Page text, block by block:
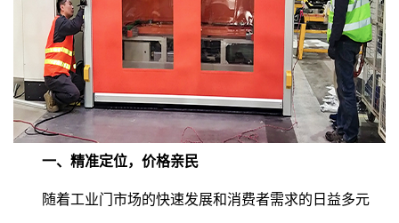
一、精准定位，价格亲民
随着工业门市场的快速发展和消费者需求的日益多元